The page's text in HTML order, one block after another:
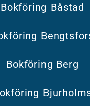
Bokföring Båstad
Bokföring Berg